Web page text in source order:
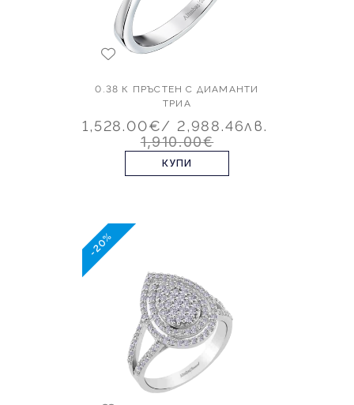
0.38 К ПРЪСТЕН С ДИАМАНТИ
ТРИА
1,528.00€/ 2,988.46лв.
1,910.00€
КУПИ
-20%